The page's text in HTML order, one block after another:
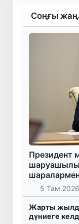
Соңғы
Президент
5 Там
Жарты жылда
дүниеге